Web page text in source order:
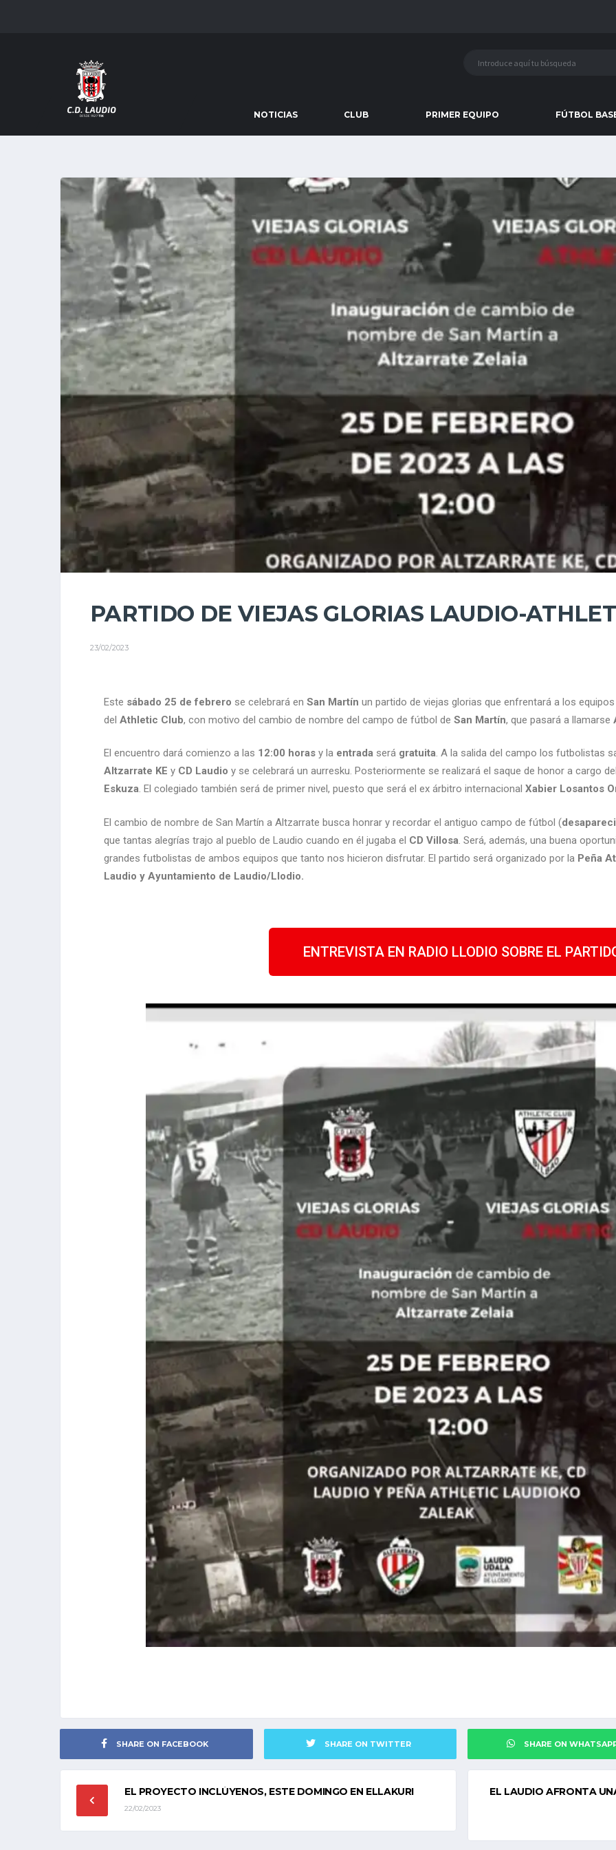
NOTICIAS CLUB PRIMER EQUIPO FÚTBOL
PARTIDO DE VIEJAS GLORIAS LAUDIO-
23/02/2023
Este sábado 25 de febrero se celebrará en San Martín un partido de viejas glorias que enfrentará a los
del Athletic Club, con motivo del cambio de nombre del campo de fútbol de San Martín, que pasará a llamarse
El encuentro dará comienzo a las 12:00 horas y la entrada será gratuita. A la salida del campo los futbolistas
Altzarrate KE y CD Laudio y se celebrará un aurresku. Posteriormente se realizará el saque de honor a cargo
Eskuza. El colegiado también será de primer nivel, puesto que será el ex árbitro internacional Xabier Losantos
El cambio de nombre de San Martín a Altzarrate busca honrar y recordar el antiguo campo de fútbol (
que tantas alegrías trajo al pueblo de Laudio cuando en él jugaba el CD Villosa. Será, además, una buena
grandes futbolistas de ambos equipos que tanto nos hicieron disfrutar. El partido será organizado por la Peña
Laudio y Ayuntamiento de Laudio/Llodio.
ENTREVISTA EN RADIO LLODIO SOBRE EL
SHARE ON FACEBOOK SHARE ON TWITTER SHARE ON
EL PROYECTO INCLÚYENOS, ESTE DOMINGO EN ELLAKURI
22/02/2023
EL LAUDIO AFRONTA